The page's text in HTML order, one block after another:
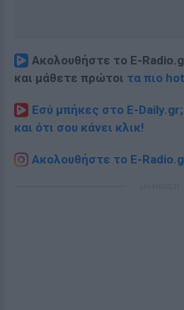
Ακολουθήστε το E-
και μάθετε πρώτοι τα πιο
Εσύ μπήκες στο E-
και ότι σου κάνει κλικ!
Ακολουθήστε το E-